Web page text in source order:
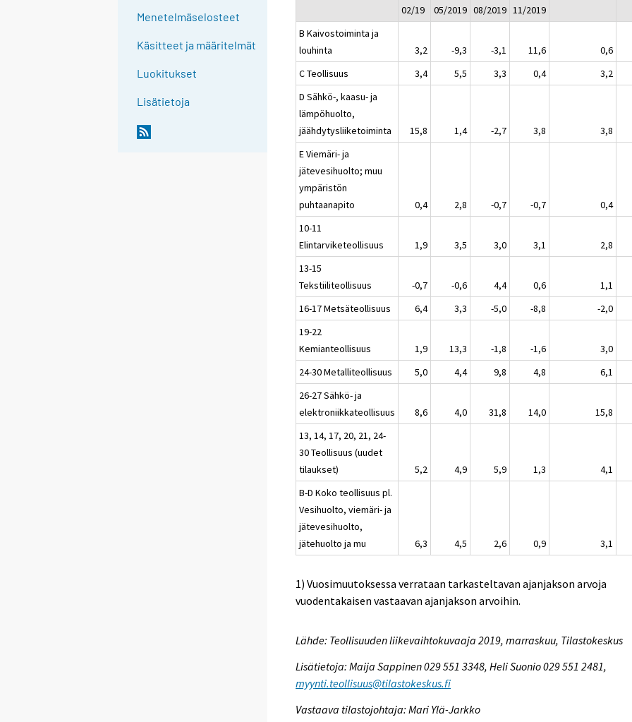
Menetelmäselosteet
Käsitteet ja määritelmät
Luokitukset
Lisätietoja
02/19
05/2019 08/2019 11/2019
B Kaivostoiminta ja
louhinta
3,2 -9,3 -3,1 11,6 0,6
C Teollisuus
3,4 5,5 3,3 0,4 3,2
D Sähkö-, kaasu- ja
lämpöhuolto,
jäähdytysliiketoiminta
15,8 1,4 -2,7 3,8 3,8
E Viemäri- ja
jätevesihuolto; muu
ympäristön
puhtaanapito
0,4 2,8 -0,7 -0,7 0,4
10-11
Elintarviketeollisuus
1,9 3,5 3,0 3,1 2,8
13-15
Tekstiiliteollisuus
-0,7 -0,6 4,4 0,6 1,1
16-17 Metsäteollisuus
6,4 3,3 -5,0 -8,8 -2,0
19-22
Kemianteollisuus
1,9 13,3 -1,8 -1,6 3,0
24-30 Metalliteollisuus
5,0 4,4 9,8 4,8 6,1
26-27 Sähkö- ja
elektroniikkateollisuus
8,6 4,0 31,8 14,0 15,8
13, 14, 17, 20, 21, 24-
30 Teollisuus (uudet
tilaukset)
5,2 4,9 5,9 1,3 4,1
B-D Koko teollisuus pl.
Vesihuolto, viemäri- ja
jätevesihuolto,
jätehuolto ja mu
6,3 4,5 2,6 0,9 3,1
1) Vuosimuutoksessa verrataan tarkasteltavan ajanjakson arvoja
vuodentakaisen vastaavan ajanjakson arvoihin.
Lähde: Teollisuuden liikevaihtokuvaaja 2019, marraskuu, Tilastokeskus
Lisätietoja: Maija Sappinen 029 551 3348, Heli Suonio 029 551 2481,
myynti.teollisuus@tilastokeskus.fi
Vastaava tilastojohtaja: Mari Ylä-Jarkko